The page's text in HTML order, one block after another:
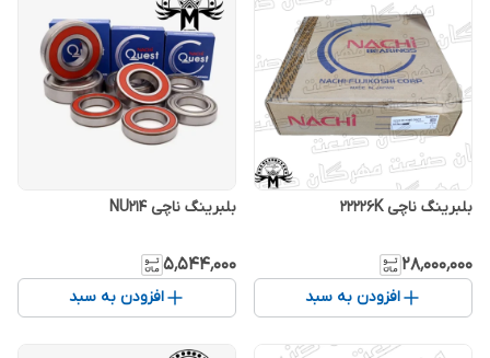
بلبرینگ ناچی 22226K
۲۸٬۰۰۰٬۰۰۰
افزودن به سبد
بلبرینگ ناچی NU214
۵٬۵۴۴٬۰۰۰
افزودن به سبد